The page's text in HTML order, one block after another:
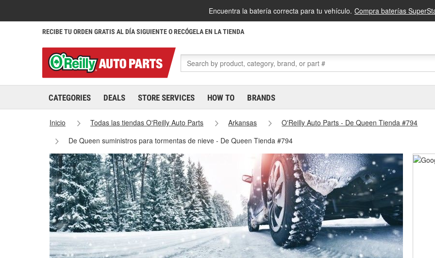
Encuentra la batería correcta para tu vehículo. Compra baterías
RECIBE TU ORDEN GRATIS AL DÍA SIGUIENTE O RECÓGELA EN LA TIENDA
CATEGORIES DEALS STORE SERVICES HOW TO BRANDS
Inicio Todas las tiendas O'Reilly Auto Parts Arkansas
O'Reilly Auto Parts - De Queen Tienda #794
De Queen suministros para tormentas de nieve - De Queen Tienda #794